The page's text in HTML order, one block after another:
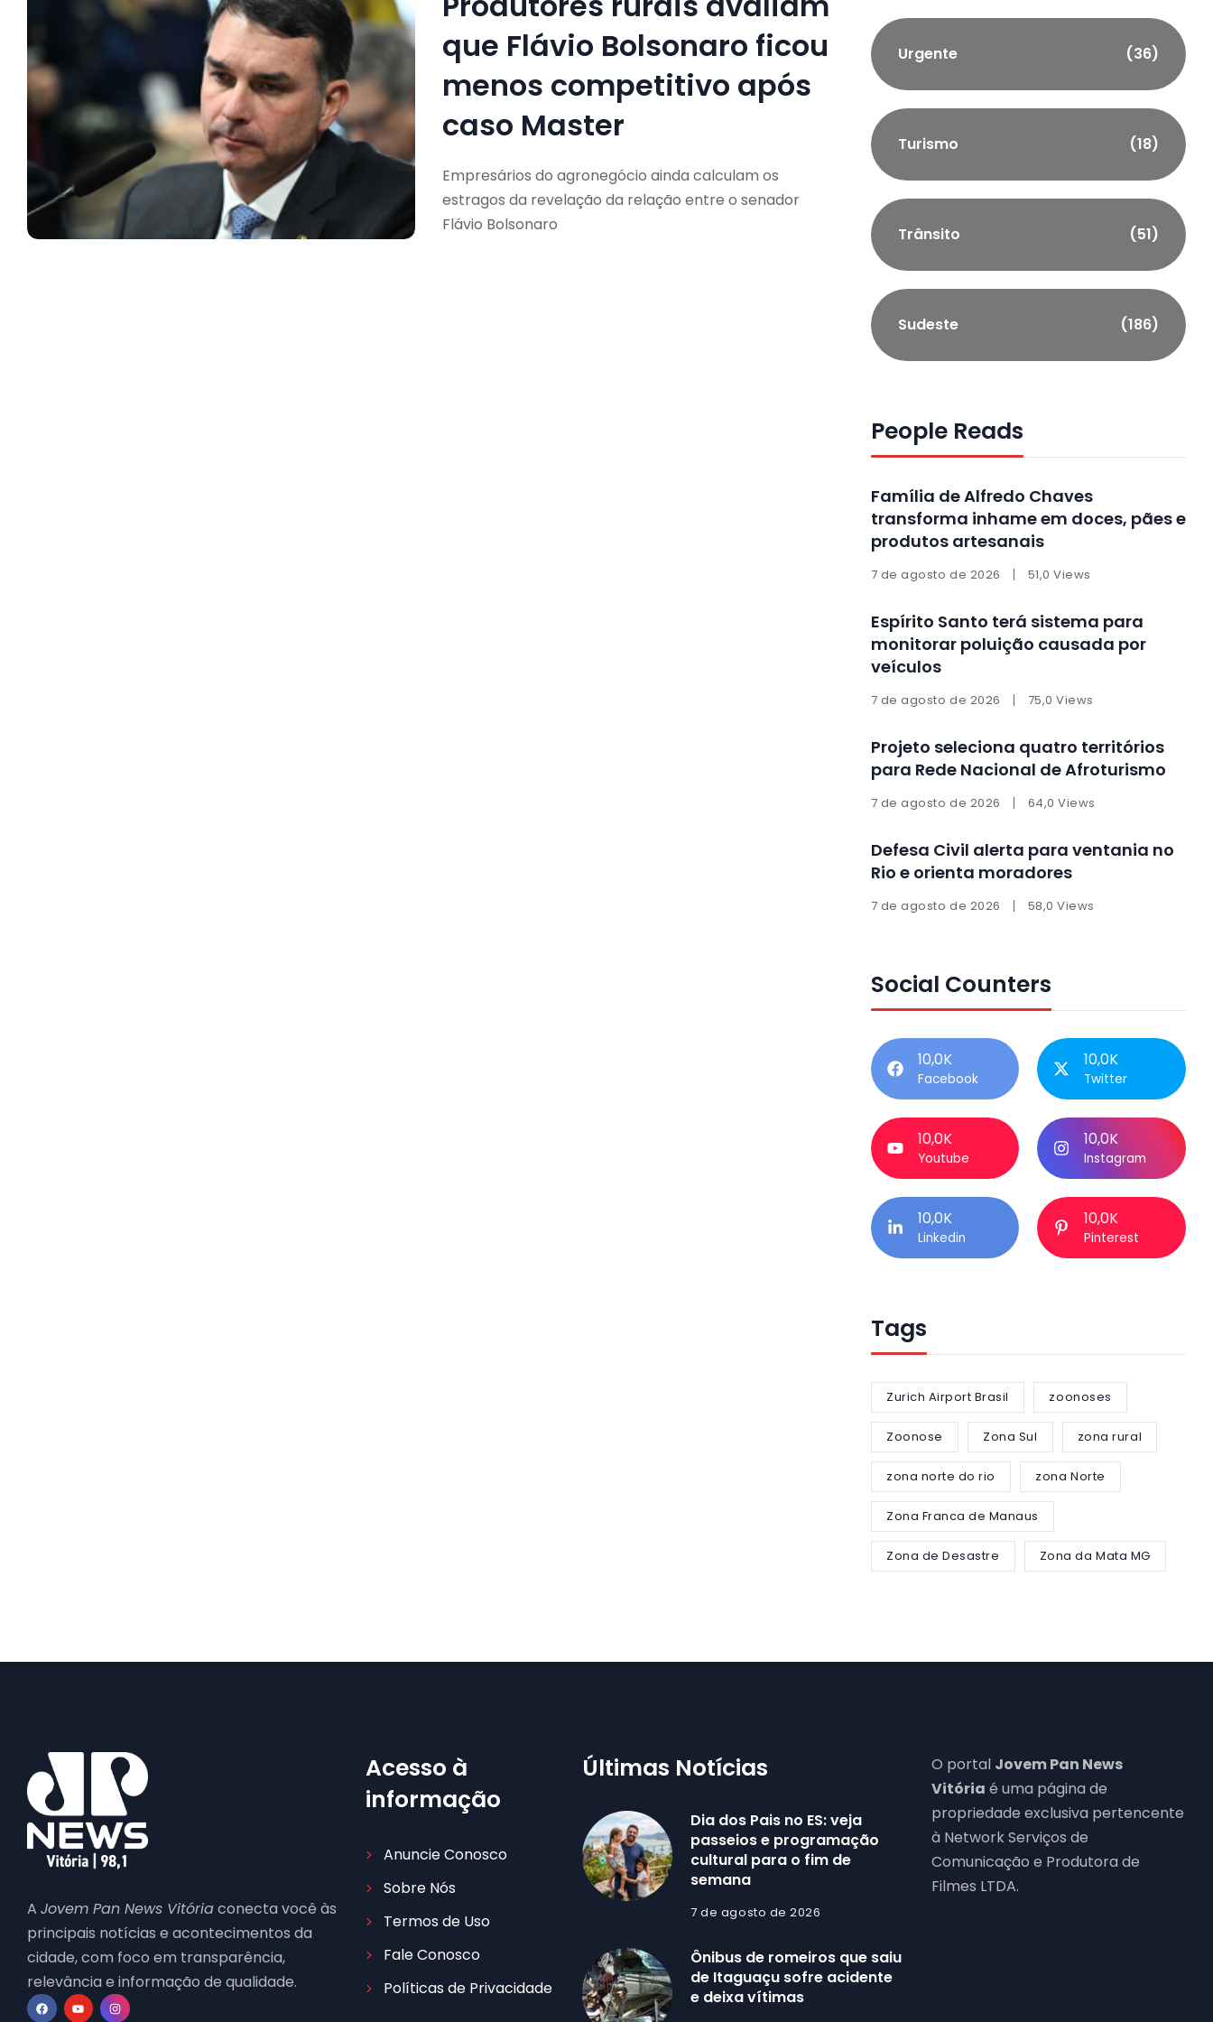
que Flávio Bolsonaro ficou
menos competitivo após
caso Master
Empresários do agronegócio ainda calculam os
estragos da revelação da relação entre o senador
Flávio Bolsonaro
Urgente (36)
Turismo (18)
Trânsito (51)
Sudeste (186)
People Reads
Família de Alfredo Chaves
transforma inhame em doces, pães e
produtos artesanais
7 de agosto de 2026 51,0 Views
Espírito Santo terá sistema para
monitorar poluição causada por
veículos
7 de agosto de 2026 75,0 Views
Projeto seleciona quatro territórios
para Rede Nacional de Afroturismo
7 de agosto de 2026 64,0 Views
Defesa Civil alerta para ventania no
Rio e orienta moradores
7 de agosto de 2026 58,0 Views
Social Counters
10,0K
Facebook
10,0K
Twitter
10,0K
Youtube
10,0K
Instagram
10,0K
Linkedin
10,0K
Pinterest
Tags
Zurich Airport Brasil zoonoses
Zoonose Zona Sul zona rural
zona norte do rio zona Norte
Zona Franca de Manaus
Zona de Desastre Zona da Mata MG
A Jovem Pan News Vitóriaconecta você às
principais notícias e acontecimentos da
cidade, com foco em transparência,
relevância e informação de qualidade.
Acesso à
informação
Anuncie Conosco
Sobre Nós
Termos de Uso
Fale Conosco
Políticas de Privacidade
Últimas Notícias
Dia dos Pais no ES: veja
passeios e programação
cultural para o fim de
semana
7 de agosto de 2026
Ônibus de romeiros que saiu
de Itaguaçu sofre acidente
e deixa vítimas
O portal Jovem Pan News
Vitória é uma página de
propriedade exclusiva pertencente
à Network Serviços de
Comunicação e Produtora de
Filmes LTDA.